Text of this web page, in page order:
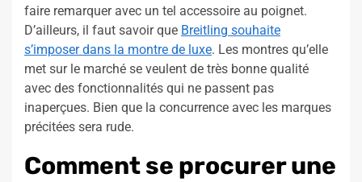
faire remarquer avec un tel accessoire au poignet.
D’ailleurs, il faut savoir que Breitling souhaite
s’imposer dans la montre de luxe. Les montres qu’elle
met sur le marché se veulent de très bonne qualité
avec des fonctionnalités qui ne passent pas
inaperçues. Bien que la concurrence avec les marques
précitées sera rude.
Comment se procurer une